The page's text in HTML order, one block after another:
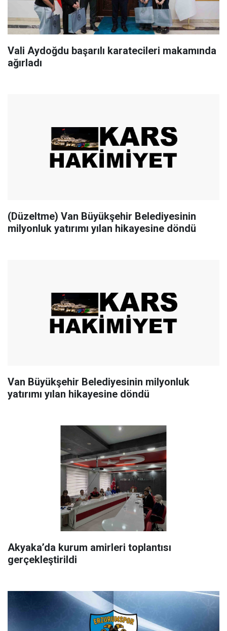
Vali Aydoğdu başarılı karatecileri makamında
ağırladı
(Düzeltme) Van Büyükşehir Belediyesinin
milyonluk yatırımı yılan hikayesine döndü
Van Büyükşehir Belediyesinin milyonluk
yatırımı yılan hikayesine döndü
Akyaka’da kurum amirleri toplantısı
gerçekleştirildi